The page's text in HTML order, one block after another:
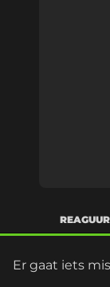
Er gaat iets